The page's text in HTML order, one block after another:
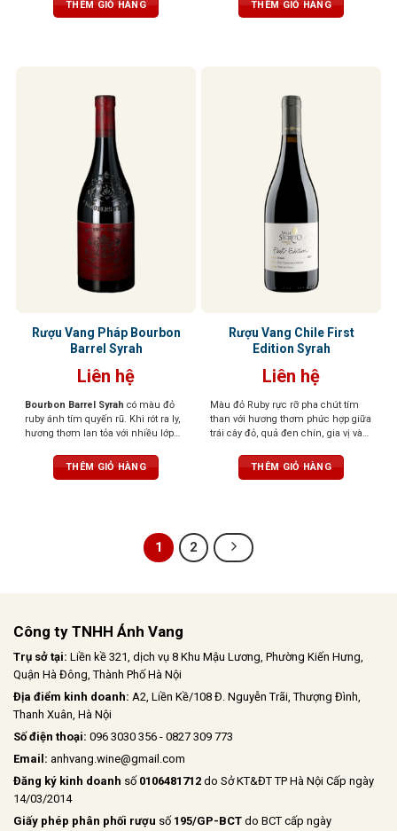
tannin mềm mại, hậu vị dài và ấm
THÊM GIỎ HÀNG
đào. Sau đó, đến mùi vị sắc nét hơn
THÊM GIỎ HÀNG
Rượu Vang Pháp Bourbon
Barrel Syrah
Liên hệ
Bourbon Barrel Syrah có màu đỏ
ruby ánh tím quyến rũ. Khi rót ra ly,
hương thơm lan tỏa với nhiều lớp
mọng đen, mâm xôi chín mọng,
đan xen cùng tiêu đen, gia vị cay
Tannin tròn trịa, đậm đà nhưng vẫn
mềm mại, mang đến hậu vị đầy
đặn, ấm áp, để lại dấu ấn lâu dài
THÊM GIỎ HÀNG
Rượu Vang Chile First
Edition Syrah
Liên hệ
Màu đỏ Ruby rực rỡ pha chút tím
than với hương thơm phức hợp giữa
trái cây đỏ, quả đen chín, gia vị và
với cấu trúc đậm đà và lưu lại dài
lâu trên vòm miệng, kết hợp hoàn
THÊM GIỎ HÀNG
1 2
Công ty TNHH Ánh Vang
Trụ sở tại: Liền kề 321, dịch vụ 8 Khu Mậu Lương, Phường Kiến Hưng,
Quận Hà Đông, Thành Phố Hà Nội
Địa điểm kinh doanh: A2, Liền Kề/108 Đ. Nguyễn Trãi, Thượng Đình,
Thanh Xuân, Hà Nội
Số điện thoại: 096 3030 356 - 0827 309 773
Email: anhvang.wine@gmail.com
Đăng ký kinh doanh số 0106481712 do Sở KT&ĐT TP Hà Nội Cấp ngày
14/03/2014
Giấy phép phân phối rượu số 195/GP-BCT do BCT cấp ngày